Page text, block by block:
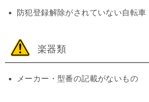
防犯登録解除がされていない自転車
楽器類
メーカー・型番の記載がないもの